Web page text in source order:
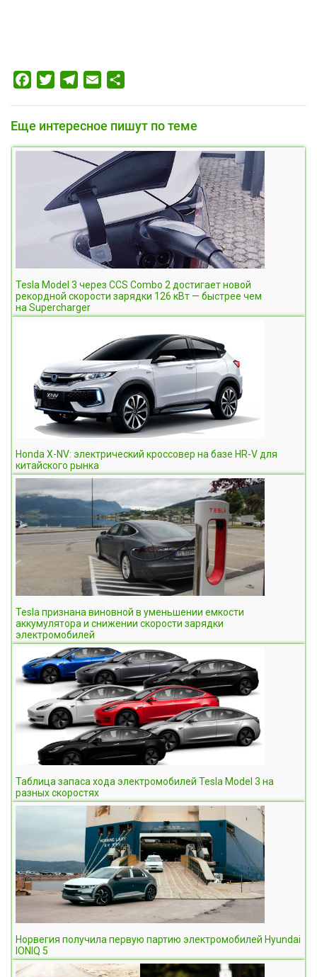
FacebookTwitterTelegram
Email
Еще интересное пишут по теме
Tesla Model 3 через CCS Combo 2 достигает новой
рекордной скорости зарядки 126 кВт — быстрее чем
на Supercharger
Honda X-NV: электрический кроссовер на базе HR-V для
китайского рынка
Tesla признана виновной в уменьшении емкости
аккумулятора и снижении скорости зарядки
электромобилей
Таблица запаса хода электромобилей Tesla Model 3 на
разных скоростях
Норвегия получила первую партию электромобилей Hyundai
IONIQ 5